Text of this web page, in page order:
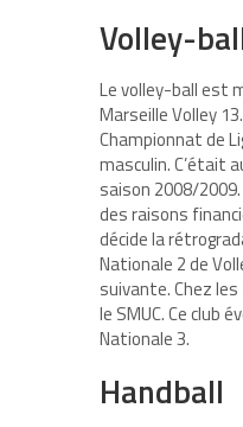
Volley-
Le volley-ball est
Marseille Volley
Championnat de
masculin. C’était
saison 2008/
des raisons
décide la
Nationale 2 de
suivante. Chez
le SMUC. Ce club
Nationale 3.
Handball